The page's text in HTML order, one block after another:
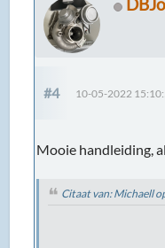
#4 10-05-2022
Mooie handleiding,
Citaat van: Michaell